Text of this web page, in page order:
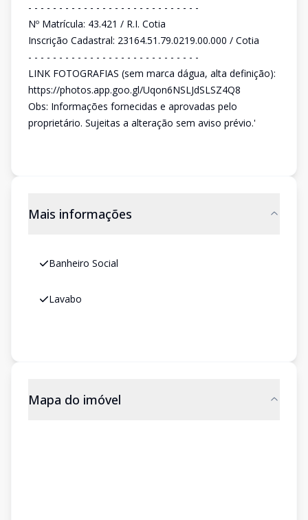
- - - - - - - - - - - - - - - - - - - - - - - - - - - -
Nº Matrícula: 43.421 / R.I. Cotia
Inscrição Cadastral: 23164.51.79.0219.00.000 / Cotia
- - - - - - - - - - - - - - - - - - - - - - - - - - - -
LINK FOTOGRAFIAS (sem marca dágua, alta definição):
https://photos.app.goo.gl/Uqon6NSLJdSLSZ4Q8
Obs: Informações fornecidas e aprovadas pelo
proprietário. Sujeitas a alteração sem aviso prévio.'
Mais informações
Banheiro Social
Lavabo
Mapa do imóvel